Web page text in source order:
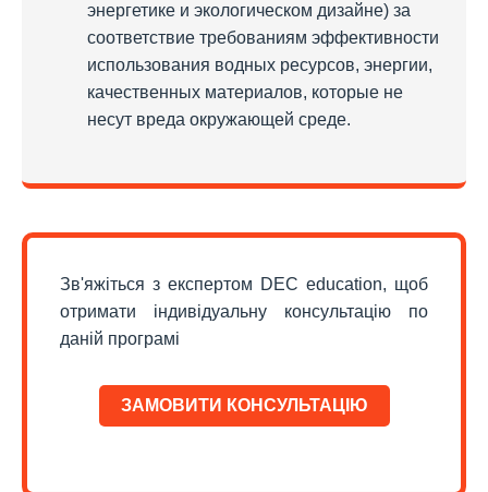
энергетике и экологическом дизайне) за
соответствие требованиям эффективности
использования водных ресурсов, энергии,
качественных материалов, которые не
несут вреда окружающей среде.
Зв'яжіться з експертом DEC education, щоб
отримати індивідуальну консультацію по
даній програмі
ЗАМОВИТИ КОНСУЛЬТАЦІЮ